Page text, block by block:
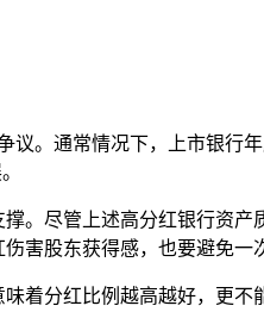
。通常情况下，上市银行
。尽管上述高分红银行资
害股东获得感，也要避免一
着分红比例越高越好，更